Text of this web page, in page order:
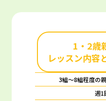
1・2歳
レッスン内容
3組～8組程度の
週1